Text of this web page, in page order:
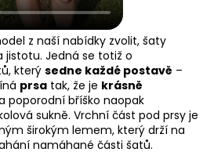
z naší nabídky zvolit, šaty
jistotu. Jedná se totiž o
který sedne každé postavě –
prsa tak, že je krásně
poporodní bříško naopak
sukně. Vrchní část pod prsy je
širokým lemem, který drží na
namáhané části šatů.